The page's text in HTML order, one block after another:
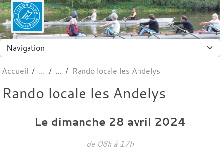
Accueil Rando locale les Andelys
Rando locale les Andelys
Le dimanche 28 avril 2024
de 08h à 17h
Panneau de gestion des cookies